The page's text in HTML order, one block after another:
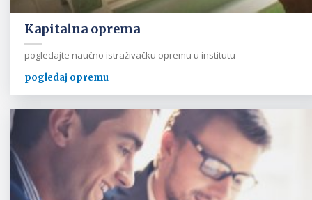
Kapitalna oprema
pogledajte naučno istraživačku opremu u institutu
pogledaj opremu